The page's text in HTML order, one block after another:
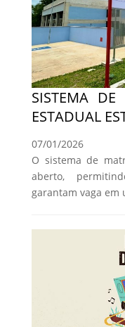
SISTEMA DE
ESTADUAL
07/01/2026
O sistema de
aberto,
garantam vaga em